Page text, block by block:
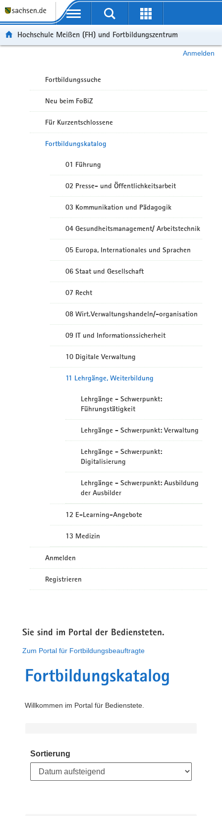
Portalübergreifende Navigation
Hochschule Meißen (FH) und Fortbildungszentrum
Anmelden
Fortbildungssuche
Neu beim FoBiZ
Für Kurzentschlossene
Fortbildungskatalog
01 Führung
02 Presse- und Öffentlichkeitsarbeit
03 Kommunikation und Pädagogik
04 Gesundheitsmanagement/ Arbeitstechnik
05 Europa, Internationales und Sprachen
06 Staat und Gesellschaft
07 Recht
08 Wirt.Verwaltungshandeln/-organisation
09 IT und Informationssicherheit
10 Digitale Verwaltung
11 Lehrgänge, Weiterbildung
Lehrgänge - Schwerpunkt:
Führungstätigkeit
Lehrgänge - Schwerpunkt: Verwaltung
Lehrgänge - Schwerpunkt:
Digitalisierung
Lehrgänge - Schwerpunkt: Ausbildung
der Ausbilder
12 E-Learning-Angebote
13 Medizin
Anmelden
Registrieren
Sie sind im Portal der Bediensteten.
Zum Portal für Fortbildungsbeauftragte
Fortbildungskatalog
Willkommen im Portal für Bedienstete.
Sortierung